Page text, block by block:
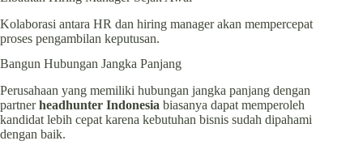
Kolaborasi antara HR dan hiring manager akan mempercepat
proses pengambilan keputusan.
Bangun Hubungan Jangka Panjang
Perusahaan yang memiliki hubungan jangka panjang dengan
partnerheadhunter Indonesia biasanya dapat memperoleh
kandidat lebih cepat karena kebutuhan bisnis sudah dipahami
dengan baik.